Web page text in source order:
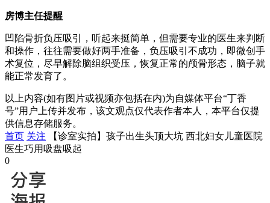
房博主任提醒
凹陷骨折负压吸引，听起来挺简单，但需要专业的医生来判断
和操作，往往需要做好两手准备，负压吸引不成功，即微创手
术复位，尽早解除脑组织受压，恢复正常的颅骨形态，脑子就
能正常发育了。
以上内容(如有图片或视频亦包括在内)为自媒体平台“丁香
号”用户上传并发布，该文观点仅代表作者本人，本平台仅提
供信息存储服务。
首页 关注
【诊室实拍】孩子出生头顶大坑 西北妇女儿童医院
医生巧用吸盘吸起
0